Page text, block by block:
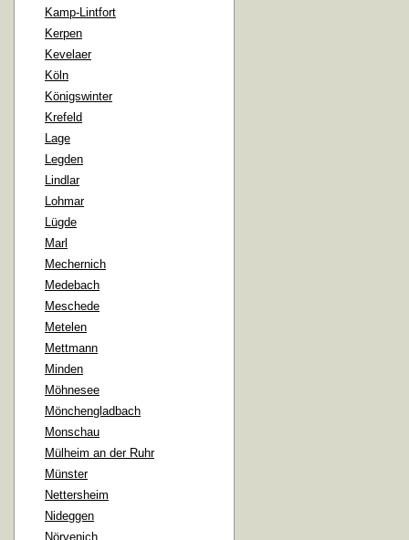
Kamp-Lintfort
Kerpen
Kevelaer
Köln
Königswinter
Krefeld
Lage
Legden
Lindlar
Lohmar
Lügde
Marl
Mechernich
Medebach
Meschede
Metelen
Mettmann
Minden
Möhnesee
Mönchengladbach
Monschau
Mülheim an der Ruhr
Münster
Nettersheim
Nideggen
Nörvenich